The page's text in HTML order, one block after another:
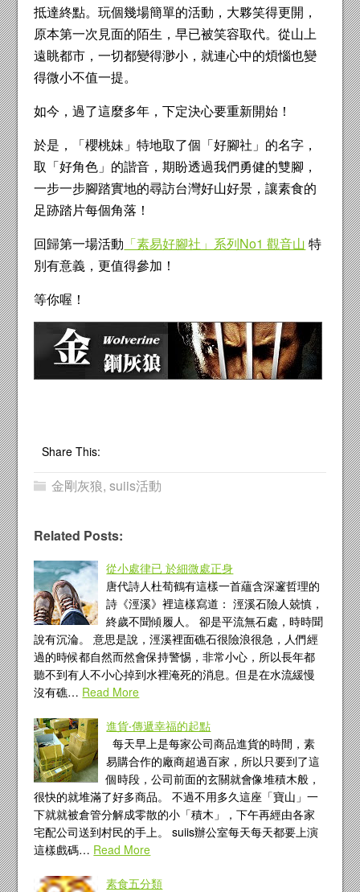
抵達終點。玩個幾場簡單的活動，大夥笑得更開，
原本第一次見面的陌生，早已被笑容取代。從山上
遠眺都市，一切都變得渺小，就連心中的煩惱也變
得微小不值一提。
如今，過了這麼多年，下定決心要重新開始！
於是，「櫻桃妹」特地取了個「好腳社」的名字，
取「好角色」的諧音，期盼透過我們勇健的雙腳，
一步一步腳踏實地的尋訪台灣好山好景，讓素食的
足跡踏片每個角落！
回歸第一場活動 「素易好腳社」系列No1 觀音山 特
別有意義，更值得參加！
等你喔！
Share This:
金剛灰狼,suiis活動
Related Posts:
從小處律已 於細微處正身
唐代詩人杜荀鶴有這樣一首蘊含深邃哲理的
詩《涇溪》裡這樣寫道： 涇溪石險人兢慎，
終歲不聞傾履人。 卻是平流無石處，時時聞
說有沉淪。 意思是說，涇溪裡面礁石很險浪很急，人們經
過的時候都自然而然會保持警惕，非常小心，所以長年都
聽不到有人不小心掉到水裡淹死的消息。但是在水流緩慢
沒有礁… Read More
進貨‧傳遞幸福的起點
每天早上是每家公司商品進貨的時間，素
易購合作的廠商超過百家，所以只要到了這
個時段，公司前面的玄關就會像堆積木般，
很快的就堆滿了好多商品。 不過不用多久這座「寶山」一
下就就被倉管分解成零散的小「積木」，下午再經由各家
宅配公司送到村民的手上。 suiis辦公室每天每天都要上演
這樣戲碼… Read More
素食五分類